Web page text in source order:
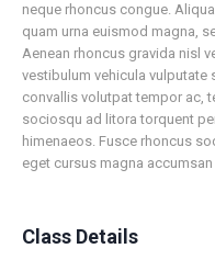
neque rhoncus congue.
quam urna euismod magna,
Aenean rhoncus gravida nisl
vestibulum vehicula vulputate
convallis volutpat tempor ac,
sociosqu ad litora torquent
himenaeos. Fusce rhoncus
eget cursus magna accumsan
Class Details